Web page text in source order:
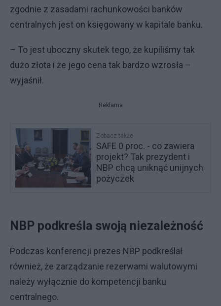
zgodnie z zasadami rachunkowości banków
centralnych jest on księgowany w kapitale banku.
– To jest uboczny skutek tego, że kupiliśmy tak
dużo złota i że jego cena tak bardzo wzrosła –
wyjaśnił.
Reklama
Zobacz także
SAFE 0 proc. - co zawiera
projekt? Tak prezydent i
NBP chcą uniknąć unijnych
pożyczek
NBP podkreśla swoją niezależność
Podczas konferencji prezes NBP podkreślał
również, że zarządzanie rezerwami walutowymi
należy wyłącznie do kompetencji banku
centralnego.